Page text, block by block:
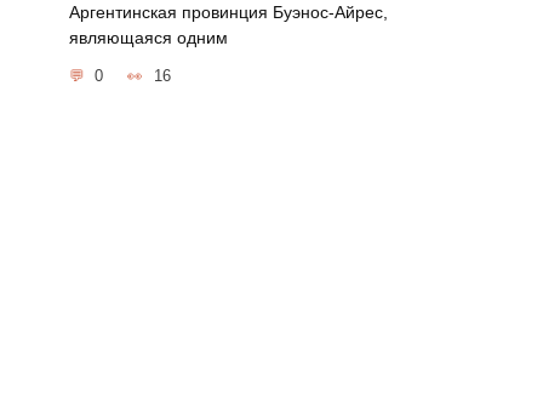
Аргентинская провинция Буэнос-Айрес,
являющаяся одним
0 16